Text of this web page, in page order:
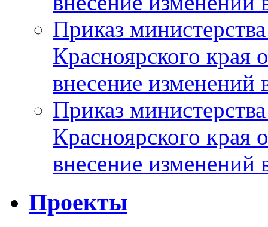
Приказ
Красноярского
внесение изменений
Приказ
Красноярского
внесение изменений
Проекты